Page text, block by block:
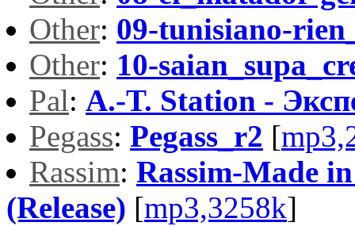
Other: 09-tunisiano-
Other: 10-
Pal: A.-T. Station -
Pegass: Pegass_r2 [
Rassim: Rassim-Made
(Release) [mp3,3258k]